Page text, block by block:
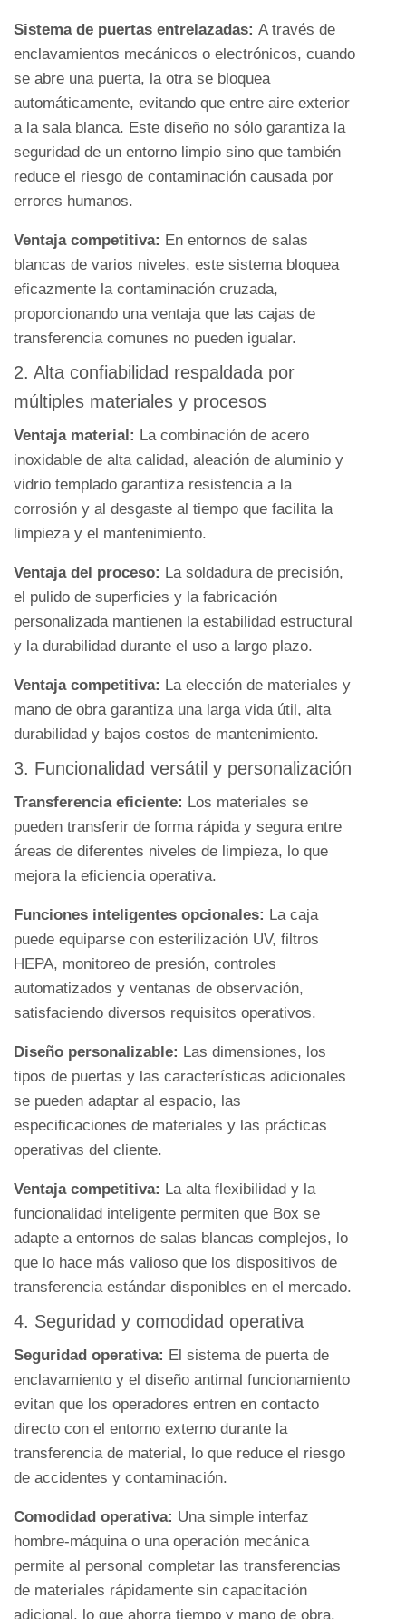
de
paso
5.1
1.
Vida
útil
5.2
2.
Rendimiento
eficiencia
7
Ventajas
desventajas
caja
Pass
Through
7.1
Ventajas
Desventajas
8
¿Por
qué
elegir
de
de
Yuanda?
Sistema de puertas entrelazadas: A través de
enclavamientos mecánicos o electrónicos, cuando
se abre una puerta, la otra se bloquea
automáticamente, evitando que entre aire exterior
a la sala blanca. Este diseño no sólo garantiza la
seguridad de un entorno limpio sino que también
reduce el riesgo de contaminación causada por
errores humanos.
Ventaja competitiva: En entornos de salas
blancas de varios niveles, este sistema bloquea
eficazmente la contaminación cruzada,
proporcionando una ventaja que las cajas de
transferencia comunes no pueden igualar.
2. Alta confiabilidad respaldada por
múltiples materiales y procesos
Ventaja material: La combinación de acero
inoxidable de alta calidad, aleación de aluminio y
vidrio templado garantiza resistencia a la
corrosión y al desgaste al tiempo que facilita la
limpieza y el mantenimiento.
Ventaja del proceso: La soldadura de precisión,
el pulido de superficies y la fabricación
personalizada mantienen la estabilidad estructural
y la durabilidad durante el uso a largo plazo.
Ventaja competitiva: La elección de materiales y
mano de obra garantiza una larga vida útil, alta
durabilidad y bajos costos de mantenimiento.
3. Funcionalidad versátil y personalización
Transferencia eficiente: Los materiales se
pueden transferir de forma rápida y segura entre
áreas de diferentes niveles de limpieza, lo que
mejora la eficiencia operativa.
Funciones inteligentes opcionales: La caja
puede equiparse con esterilización UV, filtros
HEPA, monitoreo de presión, controles
automatizados y ventanas de observación,
satisfaciendo diversos requisitos operativos.
Diseño personalizable: Las dimensiones, los
tipos de puertas y las características adicionales
se pueden adaptar al espacio, las
especificaciones de materiales y las prácticas
operativas del cliente.
Ventaja competitiva: La alta flexibilidad y la
funcionalidad inteligente permiten que Box se
adapte a entornos de salas blancas complejos, lo
que lo hace más valioso que los dispositivos de
transferencia estándar disponibles en el mercado.
4. Seguridad y comodidad operativa
Seguridad operativa: El sistema de puerta de
enclavamiento y el diseño antimal funcionamiento
evitan que los operadores entren en contacto
directo con el entorno externo durante la
transferencia de material, lo que reduce el riesgo
de accidentes y contaminación.
Comodidad operativa: Una simple interfaz
hombre-máquina o una operación mecánica
permite al personal completar las transferencias
de materiales rápidamente sin capacitación
adicional, lo que ahorra tiempo y mano de obra.